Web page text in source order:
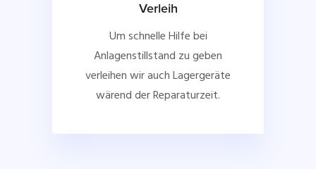
Verleih
Um schnelle Hilfe bei
Anlagenstillstand zu geben
verleihen wir auch Lagergeräte
wärend der Reparaturzeit.